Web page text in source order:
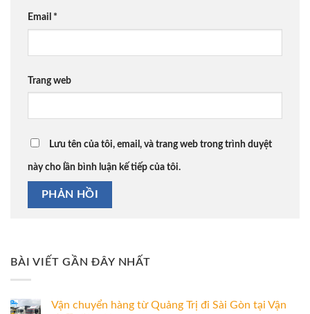
Email *
Trang web
Lưu tên của tôi, email, và trang web trong trình duyệt
này cho lần bình luận kế tiếp của tôi.
BÀI VIẾT GẦN ĐÂY NHẤT
Vận chuyển hàng từ Quảng Trị đi Sài Gòn tại Vận